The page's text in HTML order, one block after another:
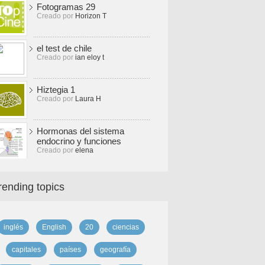
Fotogramas 29
Creado por Horizon T
el test de chile
Creado por ian eloy t
Hiztegia 1
Creado por Laura H
Hormonas del sistema
endocrino y funciones
Creado por elena
topics
inglés English 20 ciencias
capitales países geografía